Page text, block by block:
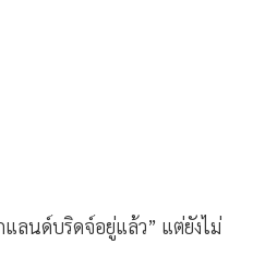
แลนด์บริดจ์อยู่แล้ว” แต่ยังไม่